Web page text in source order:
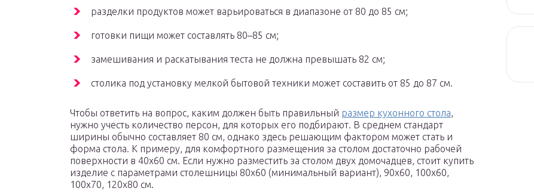
разделки продуктов может варьироваться в диапазоне от 80 до 85 см;
готовки пищи может составлять 80–85 см;
замешивания и раскатывания теста не должна превышать 82 см;
столика под установку мелкой бытовой техники может составить от 85 до 87 см.
Чтобы ответить на вопрос, каким должен быть правильный размер кухонного стола,
нужно учесть количество персон, для которых его подбирают. В среднем стандарт
ширины обычно составляет 80 см, однако здесь решающим фактором может стать и
форма стола. К примеру, для комфортного размещения за столом достаточно рабочей
поверхности в 40х60 см. Если нужно разместить за столом двух домочадцев, стоит купить
изделие с параметрами столешницы 80х60 (минимальный вариант), 90х60, 100х60,
100х70, 120х80 см.